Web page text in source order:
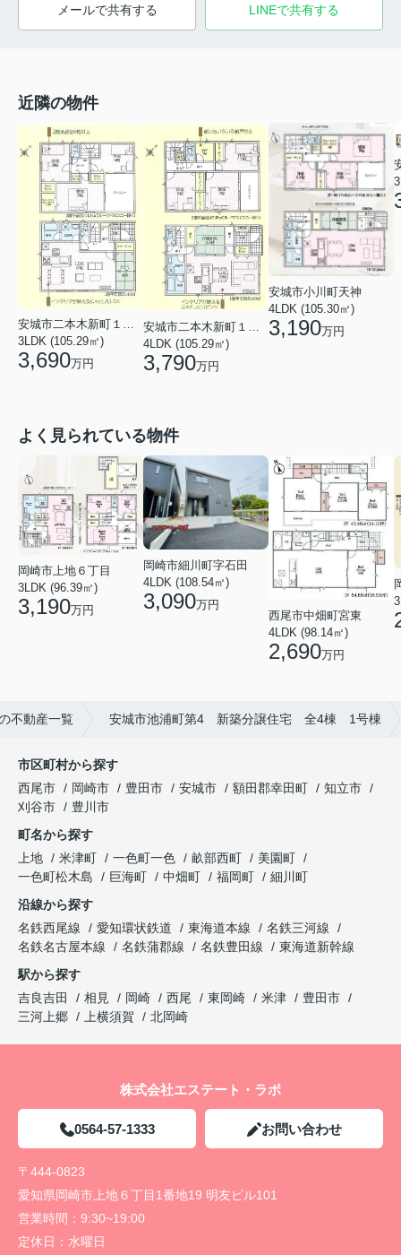
メールで共有する LINEで共有する
近隣の物件
安城市二本木新町１丁目
3LDK (105.29㎡)
3,690万円
4LDK (105.29㎡)
3,790万円
安城市小川町天神
4LDK (105.30㎡)
3,190万円
よく見られている物件
岡崎市上地６丁目
3LDK (96.39㎡)
3,190万円
岡崎市細川町字石田
4LDK (108.54㎡)
3,090万円
西尾市中畑町宮東
4LDK (98.14㎡)
2,690万円
不動産一覧 安城市池浦町第4 新築分譲住宅 全4棟 1号棟
市区町村から探す
西尾市
岡崎市 豊田市 安城市 額田郡幸田町
知立市
刈谷市
豊川市
町名から探す
上地
米津町 一色町一色 畝部西町
美園町
一色町松木島
巨海町 中畑町 福岡町
細川町
沿線から探す
名鉄西尾線
愛知環状鉄道 東海道本線
名鉄三河線
名鉄名古屋本線
名鉄蒲郡線 名鉄豊田線
東海道新幹線
駅から探す
吉良吉田
相見 岡崎 西尾 東岡崎 米津
豊田市
三河上郷
上横須賀 北岡崎
株式会社エステート・ラボ
0564-57-1333 お問い合わせ
〒444-0823
愛知県岡崎市上地６丁目1番地19 明友ビル101
営業時間： 9:30~19:00
定休日： 水曜日